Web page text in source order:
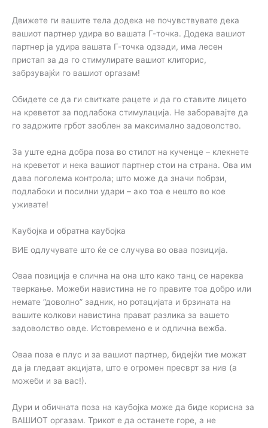
Движете ги вашите тела додека не почувствувате дека
вашиот партнер удира во вашата Г-точка. Додека вашиот
партнер ја удира вашата Г-точка одзади, има лесен
пристап за да го стимулирате вашиот клиторис,
забрзувајќи го вашиот оргазам!
Обидете се да ги свиткате рацете и да го ставите лицето
на креветот за подлабока стимулација. Не заборавајте да
го задржите грбот заоблен за максимално задоволство.
За уште една добра поза во стилот на кученце – клекнете
на креветот и нека вашиот партнер стои на страна. Ова им
дава поголема контрола; што може да значи побрзи,
подлабоки и посилни удари – ако тоа е нешто во кое
уживате!
Каубојка и обратна каубојка
ВИЕ одлучувате што ќе се случува во оваа позиција.
Оваа позиција е слична на она што како танц се нареква
тверкање. Можеби навистина не го правите тоа добро или
немате “доволно” задник, но ротацијата и брзината на
вашите колкови навистина прават разлика за вашето
задоволство овде. Истовремено е и одлична вежба.
Оваа поза е плус и за вашиот партнер, бидејќи тие можат
да ја гледаат акцијата, што е огромен пресврт за нив (а
можеби и за вас!).
Дури и обичната поза на каубојка може да биде корисна за
ВАШИОТ оргазам. Трикот е да останете горе, а не